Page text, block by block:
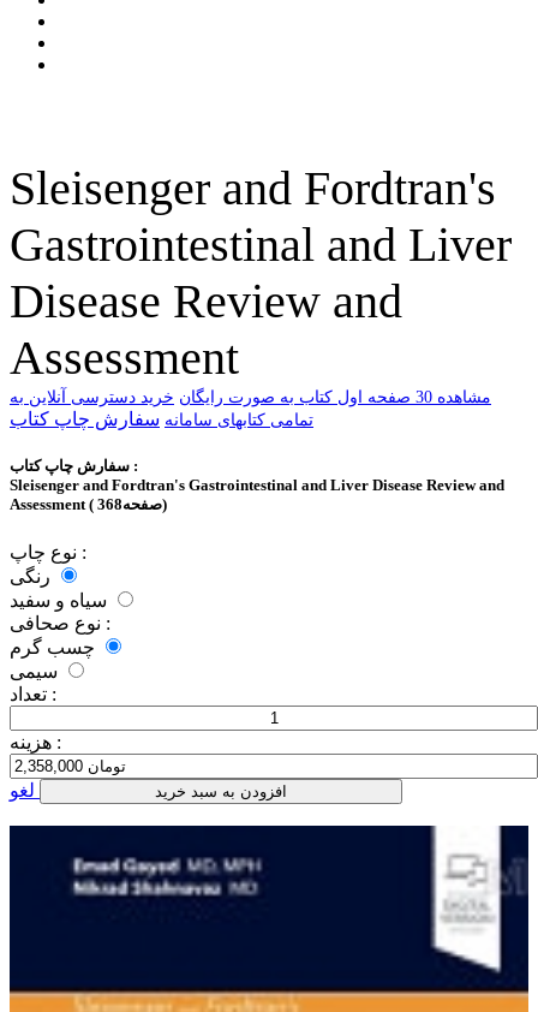
Sleisenger and Fordtran's
Gastrointestinal and Liver
Disease Review and
Assessment
ﻣﺸﺎﻫﺪﻩ 30 ﺻﻔﺤﻪ اﻭﻝ ﮐﺘﺎﺏ ﺑﻪ ﺻﻮﺭﺕ ﺭاﯾﮕﺎﻥ
خرید دسترسی آنلاین به
تمامی کتابهای سامانه سفارش چاپ کتاب
سفارش چاپ کتاب :
Sleisenger and Fordtran's Gastrointestinal and Liver Disease Review and
Assessment ( 368صفحه)
نوع چاپ :
رنگی
سیاه و سفید
نوع صحافی :
تعداد :
هزینه :
افزودن به سبد خرید